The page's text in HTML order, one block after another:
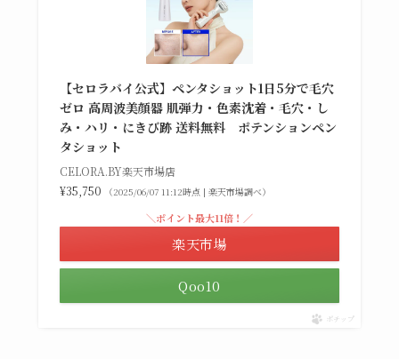
【セロラバイ公式】ペンタショット1日5分で毛穴
ゼロ 高周波美顔器 肌弾力・色素沈着・毛穴・し
み・ハリ・にきび跡 送料無料 ポテンションペン
タショット
CELORA.BY楽天市場店
¥35,750
（2025/06/07 11:12時点 | 楽天市場調べ）
＼ポイント最大11倍！／
楽天市場
Qoo10
ポチップ